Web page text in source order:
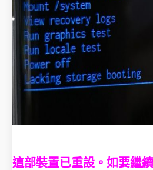
這部裝置已重設。如要繼